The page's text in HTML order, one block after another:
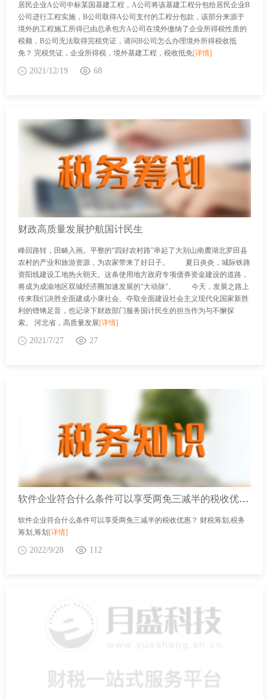
居民企业A公司中标某国基建工程，A公司将该基建工程分包给居民企业B
公司进行工程实施，B公司取得A公司支付的工程分包款，该部分来源于
境外的工程施工所得已由总承包方A公司在境外缴纳了企业所得税性质的
税额，B公司无法取得完税凭证，请问B公司怎么办理境外所得税收抵
免？ 完税凭证，企业所得税，境外基建工程，税收抵免[详情]
2021/12/19 68
财政高质量发展护航国计民生
峰回路转，田畴入画。平整的“四好农村路”串起了大别山南麓湖北罗田县
农村的产业和旅游资源，为农家带来了好日子。 夏日炎炎，城际铁路
资阳线建设工地热火朝天。这条使用地方政府专项债券资金建设的道路，
将成为成渝地区双城经济圈加速发展的“大动脉”。 今天，发展之路上
传来我们决胜全面建成小康社会、夺取全面建设社会主义现代化国家新胜
利的铿锵足音，也记录下财政部门服务国计民生的担当作为与不懈探
索。 河北省，高质量发展[详情]
2021/7/27 27
软件企业符合什么条件可以享受两免三减半的税收优惠？
软件企业符合什么条件可以享受两免三减半的税收优惠？ 财税筹划,税务
筹划,筹划 [详情]
2022/9/28 112